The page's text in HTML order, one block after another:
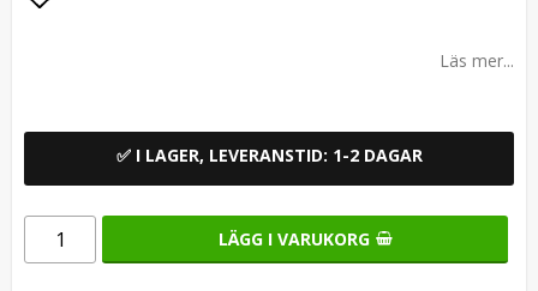
Läs mer...
✅ I LAGER, LEVERANSTID: 1-2 DAGAR
LÄGG I VARUKORG